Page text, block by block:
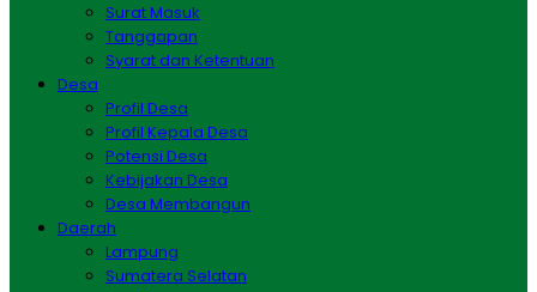
Surat Masuk
Tanggapan
Syarat dan Ketentuan
Desa
Profil Desa
Profil Kepala Desa
Potensi Desa
Kebijakan Desa
Desa Membangun
Daerah
Lampung
Sumatera Selatan